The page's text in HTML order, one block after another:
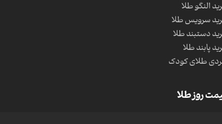
النگو طلا
سرویس طلا
دستبند طلا
پابند طلا
طلای کودک
روز طلا